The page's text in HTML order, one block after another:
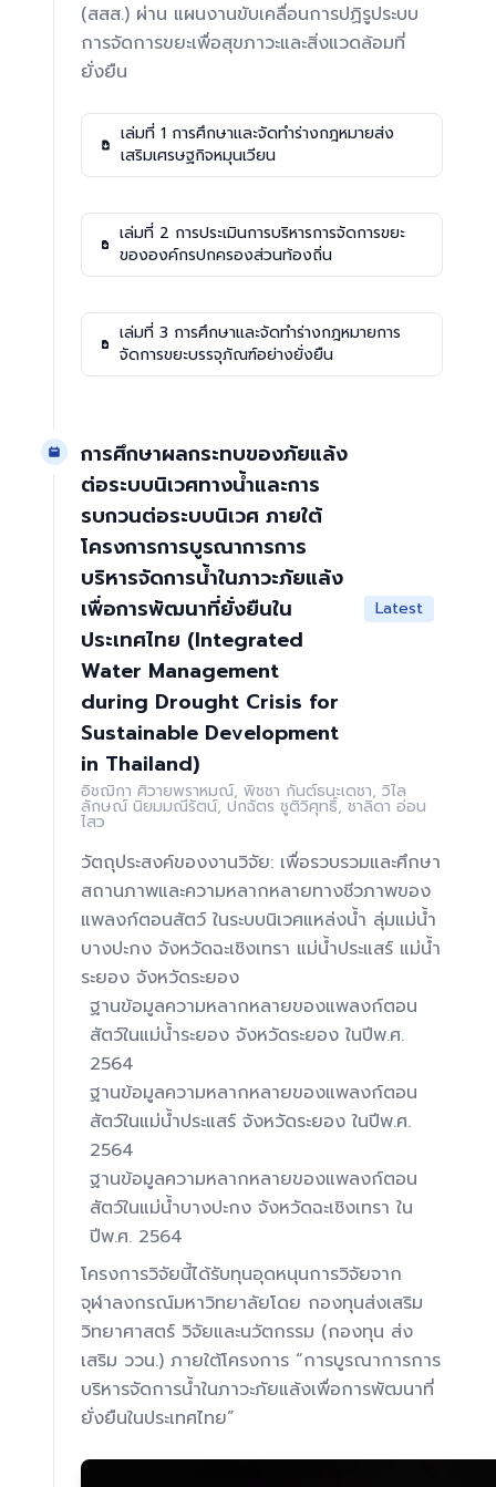
(สสส.) ผ่าน แผนงานขับเคลื่อนการปฏิรูประบบ
การจัดการขยะเพื่อสุขภาวะและสิ่งแวดล้อมที่
ยั่งยืน
เล่มที่ 1 การศึกษาและจัดทำร่างกฎหมายส่ง
เสริมเศรษฐกิจหมุนเวียน
เล่มที่ 2 การประเมินการบริหารการจัดการขยะ
ขององค์กรปกครองส่วนท้องถิ่น
เล่มที่ 3 การศึกษาและจัดทำร่างกฎหมายการ
จัดการขยะบรรจุภัณฑ์อย่างยั่งยืน
การศึกษาผลกระทบของภัยแล้ง
ต่อระบบนิเวศทางน้ำและการ
รบกวนต่อระบบนิเวศ ภายใต้
โครงการการบูรณาการการ
บริหารจัดการน้ำในภาวะภัยแล้ง
เพื่อการพัฒนาที่ยั่งยืนใน
ประเทศไทย (Integrated
Water Management
during Drought Crisis for
Sustainable Development
in Thailand)
Latest
อิชฌิกา ศิวายพราหมณ์, พิชชา กันต์ธนะเดชา, วิไล
ลักษณ์ นิยมมณีรัตน์, ปกฉัตร ชูติวิศุทธิ์, ชาลิดา อ่อน
ไสว
วัตถุประสงค์ของงานวิจัย: เพื่อรวบรวมและศึกษา
สถานภาพและความหลากหลายทางชีวภาพของ
แพลงก์ตอนสัตว์ ในระบบนิเวศแหล่งน้ำ ลุ่มแม่น้ำ
บางปะกง จังหวัดฉะเชิงเทรา แม่น้ำประแสร์ แม่น้ำ
ระยอง จังหวัดระยอง
ฐานข้อมูลความหลากหลายของแพลงก์ตอน
สัตว์ในแม่น้ำระยอง จังหวัดระยอง ในปีพ.ศ.
2564
ฐานข้อมูลความหลากหลายของแพลงก์ตอน
สัตว์ในแม่น้ำประแสร์ จังหวัดระยอง ในปีพ.ศ.
2564
ฐานข้อมูลความหลากหลายของแพลงก์ตอน
สัตว์ในแม่น้ำบางปะกง จังหวัดฉะเชิงเทรา ใน
ปีพ.ศ. 2564
โครงการวิจัยนี้ได้รับทุนอุดหนุนการวิจัยจาก
จุฬาลงกรณ์มหาวิทยาลัยโดย กองทุนส่งเสริม
วิทยาศาสตร์ วิจัยและนวัตกรรม (กองทุน ส่ง
เสริม ววน.) ภายใต้โครงการ “การบูรณาการการ
บริหารจัดการน้ำในภาวะภัยแล้งเพื่อการพัฒนาที่
ยั่งยืนในประเทศไทย”